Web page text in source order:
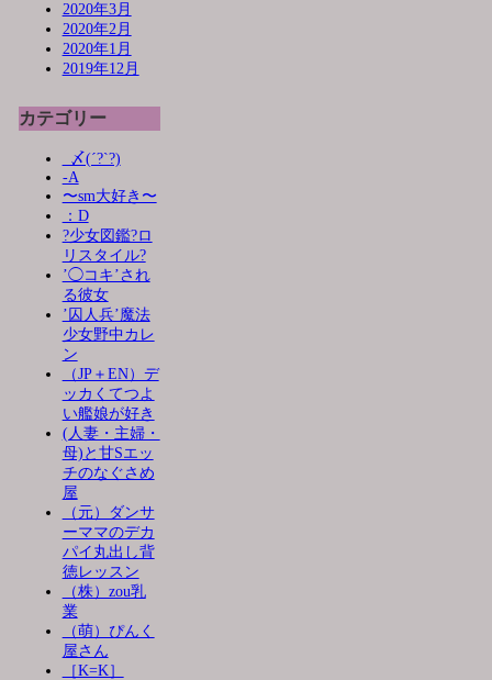
2020年3月
2020年2月
2020年1月
2019年12月
カテゴリー
_〆(´?`?)
-A
〜sm大好き〜
：D
?少女図鑑?ロ
リスタイル?
’◯コキ’され
る彼女
’囚人兵’魔法
少女野中カレ
ン
（JP＋EN）デ
ッカくてつよ
い艦娘が好き
(人妻・主婦・
母)と甘Sエッ
チのなぐさめ
屋
（元）ダンサ
ーママのデカ
パイ丸出し背
徳レッスン
（株）zou乳
業
（萌）ぴんく
屋さん
［K=K］